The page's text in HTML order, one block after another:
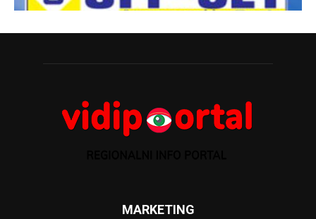
MARKETING